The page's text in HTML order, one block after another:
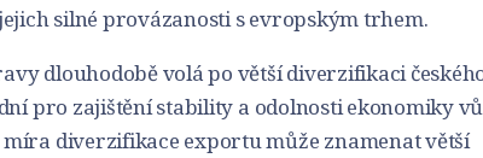
silné provázanosti s evropským trhem.
dlouhodobě volá po větší diverzifikaci
pro zajištění stability a odolnosti ekonomiky
diverzifikace exportu může znamenat větší